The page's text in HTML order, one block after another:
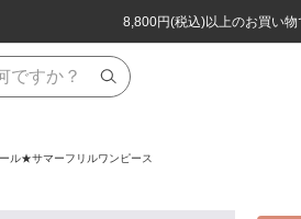
8,800円(税込)以上のお買い物
ほぼ全品半額！！8/12(水)お昼
8,800円(税込)以上のお買い物
ほぼ全品半額！！8/12(水)お昼
ル★サマーフリルワンピース